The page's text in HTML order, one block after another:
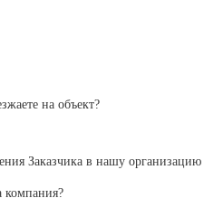
на объект?
Заказчика в нашу организацию
компания?